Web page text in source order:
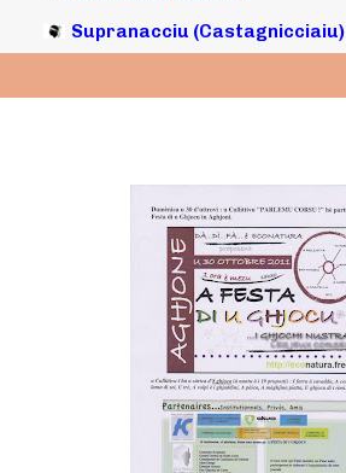
Supranacciu (Castagnicciaiu)